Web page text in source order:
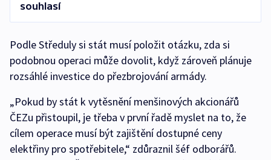
souhlasí
Podle Středuly si stát musí položit otázku, zda si
podobnou operaci může dovolit, když zároveň plánuje
rozsáhlé investice do přezbrojování armády.
„Pokud by stát k vytěsnění menšinových akcionářů
ČEZu přistoupil, je třeba v první řadě myslet na to, že
cílem operace musí být zajištění dostupné ceny
elektřiny pro spotřebitele,“ zdůraznil šéf odborářů.